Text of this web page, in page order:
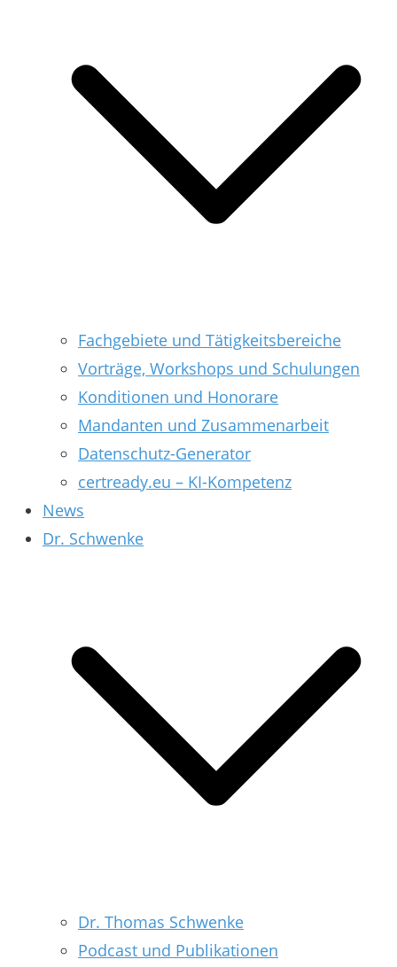
Fachgebiete und Tätigkeitsbereiche
Vorträge, Workshops und Schulungen
Konditionen und Honorare
Mandanten und Zusammenarbeit
Datenschutz-Generator
certready.eu – KI-Kompetenz
News
Dr. Schwenke
Dr. Thomas Schwenke
Podcast und Publikationen